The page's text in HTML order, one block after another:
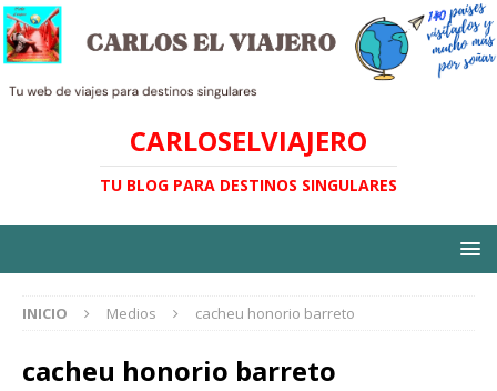
CARLOSELVIAJERO
TU BLOG PARA DESTINOS SINGULARES
INICIO Medios cacheu honorio barreto
cacheu honorio barreto